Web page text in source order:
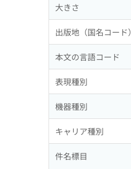
大きさ
出版地（国名コード）
本文の言語コード
表現種別
機器種別
キャリア種別
件名標目